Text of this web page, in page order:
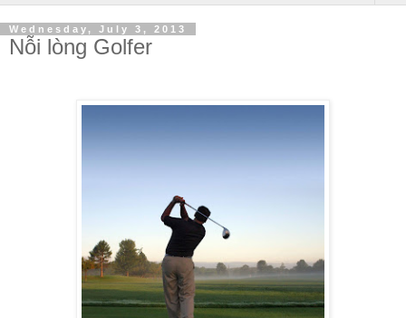
Wednesday, July 3, 2013
Nỗi lòng Golfer